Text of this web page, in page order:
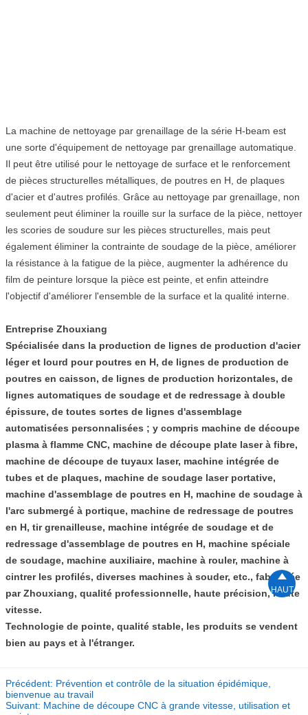
La machine de nettoyage par grenaillage de la série H-beam est
une sorte d'équipement de nettoyage par grenaillage automatique.
Il peut être utilisé pour le nettoyage de surface et le renforcement
de pièces structurelles métalliques, de poutres en H, de plaques
d'acier et d'autres profilés. Grâce au nettoyage par grenaillage, non
seulement peut éliminer la rouille sur la surface de la pièce, nettoyer
les scories de soudure sur les pièces structurelles, mais peut
également éliminer la contrainte de soudage de la pièce, améliorer
la résistance à la fatigue de la pièce, augmenter la adhérence du
film de peinture lorsque la pièce est peinte, et enfin atteindre
l'objectif d'améliorer l'ensemble de la surface et la qualité interne.
Entreprise Zhouxiang
Spécialisée dans la production de lignes de production d'acier
léger et lourd pour poutres en H, de lignes de production de
poutres en caisson, de lignes de production horizontales, de
lignes automatiques de soudage et de redressage à double
épissure, de toutes sortes de lignes d'assemblage
automatisées personnalisées ; y compris machine de découpe
plasma à flamme CNC, machine de découpe plate laser à fibre,
machine de découpe de tuyaux laser, machine intégrée de
tubes et de plaques, machine de soudage laser portative,
machine d'assemblage de poutres en H, machine de soudage à
l'arc submergé à portique, machine de redressage de poutres
en H, tir grenailleuse, machine intégrée de soudage et de
redressage d'assemblage de poutres en H, machine spéciale
de soudage, machine auxiliaire, machine à rouler, machine à
cintrer les profilés, diverses machines à souder, etc., fabriquée
par Zhouxiang, qualité professionnelle, haute précision, haute
vitesse.
Technologie de pointe, qualité stable, les produits se vendent
bien au pays et à l'étranger.
Précédent: Prévention et contrôle de la situation épidémique,
bienvenue au travail
Suivant: Machine de découpe CNC à grande vitesse, utilisation et

HAUT